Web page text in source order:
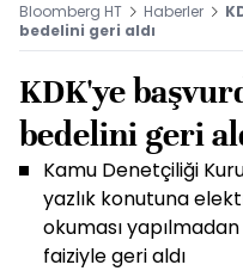
Bloomberg HT Haberler
bedelini geri aldı
KDK'ye
bedelini geri
Kamu Denetçiliği
yazlık konutuna
okuması
faiziyle geri aldı